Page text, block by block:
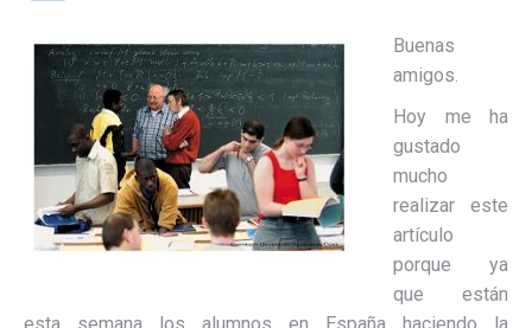
Buenas
amigos.
Hoy me ha
gustado
mucho
realizar este
artículo
porque ya
que están